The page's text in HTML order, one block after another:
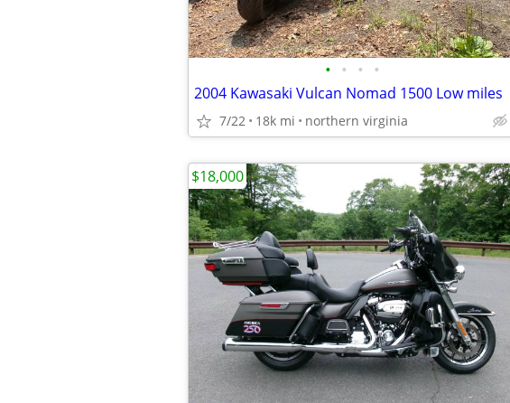
• • • •
2004 Kawasaki Vulcan Nomad 1500 Low miles
7/22 18k mi northern virginia
$18,000